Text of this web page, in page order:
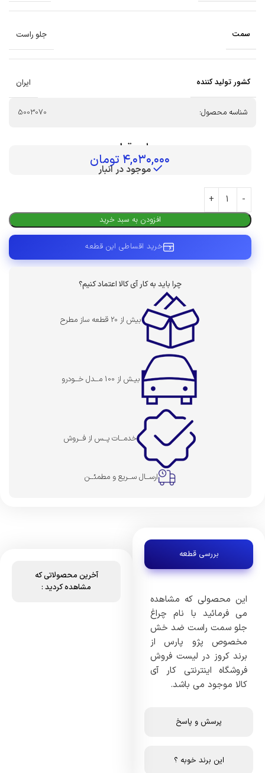
سمت جلو راست
کشور تولید کننده ایران
شناسه محصول: 5003070
بهای قطعه :
۴,۰۳۰,۰۰۰ تومان
موجود در انبار
افزودن به سبد خرید
خرید اقساطی این قطعه
چرا باید به کار آی کالا اعتماد کنیم؟
بیش از 20 قطعه ساز مطرح
بیـش از 100 مــدل خــودرو
خدمــات پــس از فــروش
ارســال ســریع و مطمئــن
بررسی قطعه
پرسش و پاسخ
این برند خوبه ؟
این محصولی که مشاهده
می فرمائید با نام چراغ
جلو سمت راست ضد خش
مخصوص پژو پارس از
برند کروز در لیست فروش
فروشگاه اینترنتی کار آی
کالا موجود می باشد.
آخرین محصولاتی که
مشاهده کردید :